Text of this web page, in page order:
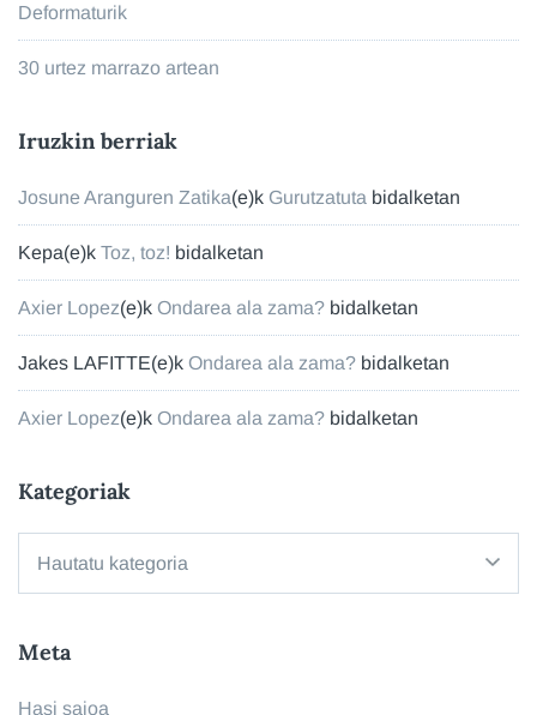
Deformaturik
30 urtez marrazo artean
Iruzkin berriak
Josune Aranguren Zatika(e)k Gurutzatuta bidalketan
Kepa(e)k Toz, toz! bidalketan
Axier Lopez(e)k Ondarea ala zama? bidalketan
Jakes LAFITTE(e)k Ondarea ala zama? bidalketan
Axier Lopez(e)k Ondarea ala zama? bidalketan
Kategoriak
Meta
Hasi saioa